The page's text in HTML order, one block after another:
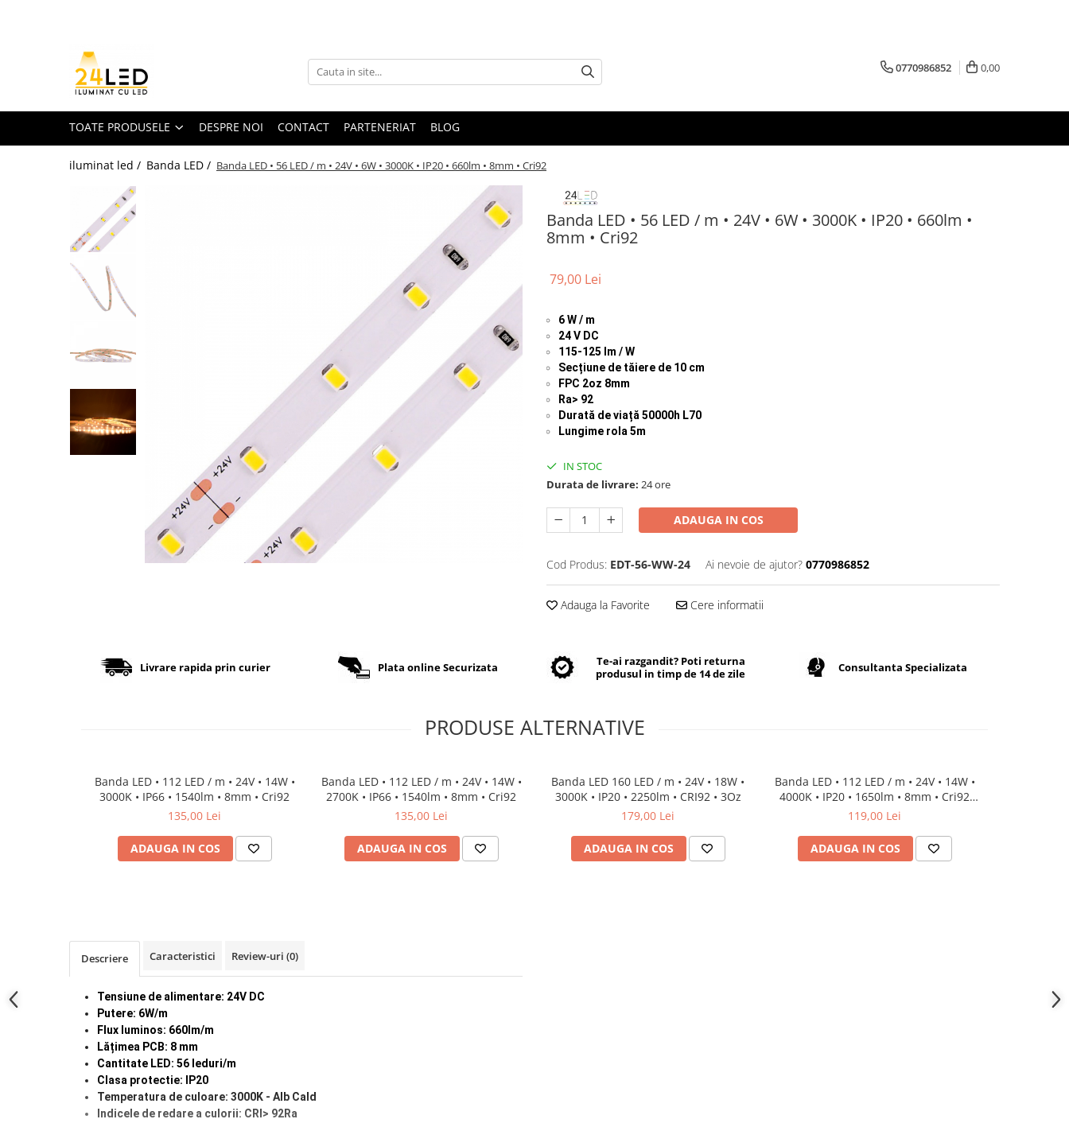
Toate Produsele
Banda Led COB
Banda LED 12V
Banda LED RGB
Furtun Luminos
Banda LED 220V
Banda Digitala
Accesorii banda led
Comutatoare / Detectoare PIR
Lampi de perete
Corpuri de Iluminat pe Sina LED
Sina magnetica LED 48V
Corpuri Industriale LED
Corpuri liniare LED
Panouri LED
Proiector LED Fantana/Piscina
0770986852 0,00
TOATE PRODUSELE DESPRE NOI CONTACT PARTENERIAT BLOG
iluminat led / Banda LED / Banda LED • 56 LED / m • 24V • 6W • 3000K • IP20 • 660lm • 8mm • Cri92
Banda LED • 56 LED / m • 24V • 6W • 3000K • IP20 • 660lm •
8mm • Cri92
79,00 Lei
6 W / m
24 V DC
115-125 lm / W
Secțiune de tăiere de 10 cm
FPC 2oz 8mm
Ra> 92
Durată de viață 50000h L70
Lungime rola 5m
IN STOC
Durata de livrare: 24 ore
ADAUGA IN COS
Cod Produs: EDT-56-WW-24 Ai nevoie de ajutor? 0770986852
Adauga la Favorite Cere informatii
Livrare rapida prin curier Plata online Securizata
Te-ai razgandit? Poti returna
produsul in timp de 14 de zile
Consultanta Specializata
PRODUSE ALTERNATIVE
Banda LED • 112 LED / m • 24V • 14W •
3000K • IP66 • 1540lm • 8mm • Cri92
135,00 Lei
ADAUGA IN COS
Banda LED • 112 LED / m • 24V • 14W •
2700K • IP66 • 1540lm • 8mm • Cri92
135,00 Lei
ADAUGA IN COS
Banda LED 160 LED / m • 24V • 18W •
3000K • IP20 • 2250lm • CRI92 • 3Oz
179,00 Lei
ADAUGA IN COS
Banda LED • 112 LED / m • 24V • 14W •
4000K • IP20 • 1650lm • 8mm • Cri92
3Oz
119,00 Lei
ADAUGA IN COS
Descriere Caracteristici Review-uri (0)
Tensiune de alimentare: 24V DC
Putere: 6W/m
Flux luminos: 660lm/m
Lățimea PCB: 8 mm
Cantitate LED: 56 leduri/m
Clasa protectie: IP20
Temperatura de culoare: 3000K - Alb Cald
Indicele de redare a culorii: CRI> 92Ra